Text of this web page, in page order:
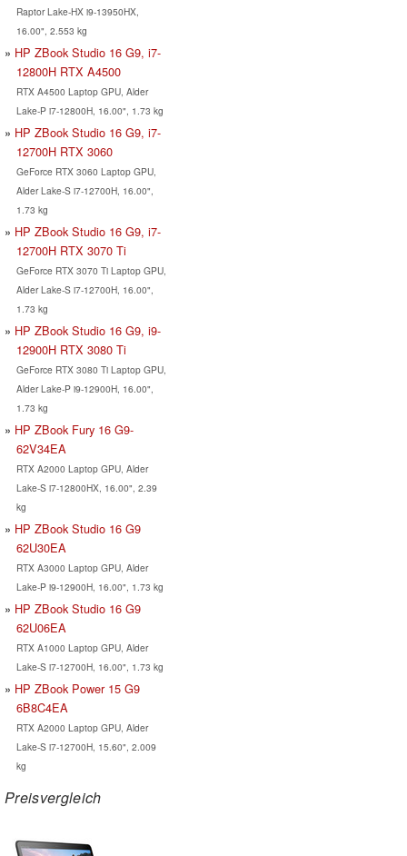
Raptor Lake-HX i9-13950HX,
16.00", 2.553 kg
HP ZBook Studio 16 G9, i7-
12800H RTX A4500
RTX A4500 Laptop GPU, Alder
Lake-P i7-12800H, 16.00", 1.73 kg
HP ZBook Studio 16 G9, i7-
12700H RTX 3060
GeForce RTX 3060 Laptop GPU,
Alder Lake-S i7-12700H, 16.00",
1.73 kg
HP ZBook Studio 16 G9, i7-
12700H RTX 3070 Ti
GeForce RTX 3070 Ti Laptop GPU,
Alder Lake-S i7-12700H, 16.00",
1.73 kg
HP ZBook Studio 16 G9, i9-
12900H RTX 3080 Ti
GeForce RTX 3080 Ti Laptop GPU,
Alder Lake-P i9-12900H, 16.00",
1.73 kg
HP ZBook Fury 16 G9-
62V34EA
RTX A2000 Laptop GPU, Alder
Lake-S i7-12800HX, 16.00", 2.39
kg
HP ZBook Studio 16 G9
62U30EA
RTX A3000 Laptop GPU, Alder
Lake-P i9-12900H, 16.00", 1.73 kg
HP ZBook Studio 16 G9
62U06EA
RTX A1000 Laptop GPU, Alder
Lake-S i7-12700H, 16.00", 1.73 kg
HP ZBook Power 15 G9
6B8C4EA
RTX A2000 Laptop GPU, Alder
Lake-S i7-12700H, 15.60", 2.009
kg
Preisvergleich